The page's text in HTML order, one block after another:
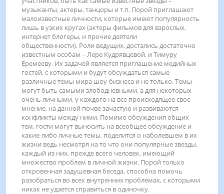
музыканты, актеры, танцоры и т.п. Порой приглашают
малоизвестные личности, которые имеют популярность
лишь в узких кругах (актеры фильмов для взрослых,
интернет блогеры, и прочие деятели
общественности). Роли ведущих, достались достаточно
известным особам – Лере Кудрявцевой, и Тимуру
Еремееву. Их задачей является приглашение медийных
гостей, с которыми и будут обсуждаться самые
различные темы мира шоу-бизнеса и не только. Темы
могут быть самыми злободневными, а для некоторых
очень личными, у каждого на все происходящее свое
мнение, на данной почве зачастую и развиваются
конфликты между ними. Помимо обсуждения общих
тем, гости могут выносить на всеобщее обсуждение и
какие-либо личные темы, поделится о наболевшем в их
жизни ведь несмотря на то что они популярные звезды,
каждый из них, прежде всего человек, имеющий
множество проблем в личной жизни. Порой только
откровенная задушевная беседа, способна помочь
разобраться во всех внутренних проблемах, с которыми
никак не удается справиться в одиночку.